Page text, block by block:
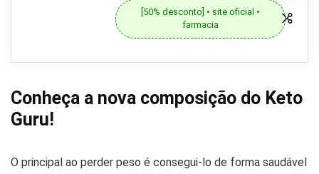
[50% desconto] • site oficial •
farmacia
Conheça a nova composição do Keto
Guru!
O principal ao perder peso é consegui-lo de forma saudável